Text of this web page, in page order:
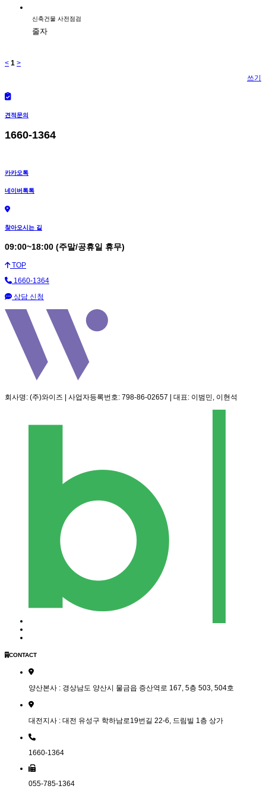
신축건물 사전점검
줄자
< 1 >
쓰기
견적문의
1660-1364
카카오톡
네이버톡톡
찾아오시는 길
09:00~18:00 (주말/공휴일 휴무)
TOP
1660-1364
상담 신청
회사명: (주)와이즈 | 사업자등록번호: 798-86-02657 | 대표: 이범민, 이현석
CONTACT
양산본사 : 경상남도 양산시 물금읍 증산역로 167, 5층 503, 504호
대전지사 : 대전 유성구 학하남로19번길 22-6, 드림빌 1층 상가
1660-1364
055-785-1364